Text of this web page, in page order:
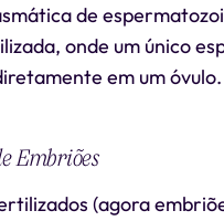
de
onde um único
em um óvulo.
Embriões
(agora